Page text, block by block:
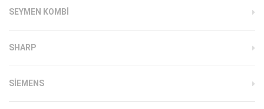
SEYMEN KOMBI
SHARP
SIEMENS